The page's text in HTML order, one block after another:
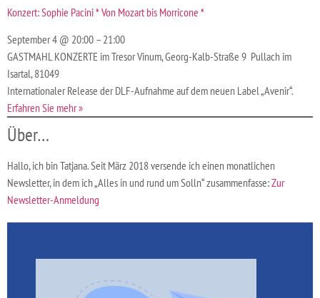
Konzert: Sophie Pacini * Von Mozart bis Morricone *
September 4 @ 20:00 – 21:00
GASTMAHL KONZERTE im Tresor Vinum, Georg-Kalb-Straße 9 Pullach im
Isartal, 81049
Internationaler Release der DLF-Aufnahme auf dem neuen Label „Avenir“.
Erfahren Sie mehr »
Über…
Hallo, ich bin Tatjana. Seit März 2018 versende ich einen monatlichen
Newsletter, in dem ich „Alles in und rund um Solln“ zusammenfasse:Zur
Newsletter-Anmeldung